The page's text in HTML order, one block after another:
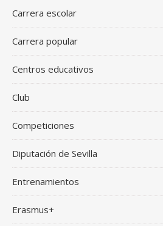
Carrera escolar
Carrera popular
Centros educativos
Club
Competiciones
Diputación de Sevilla
Entrenamientos
Erasmus+